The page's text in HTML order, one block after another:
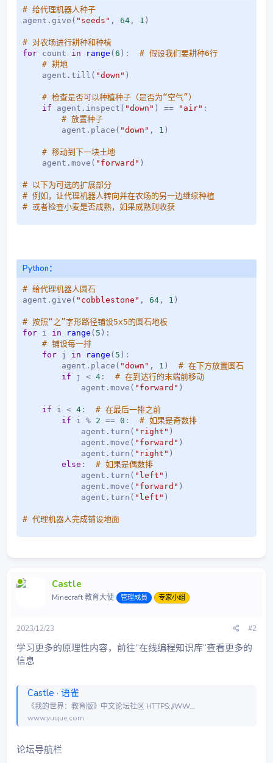
# 给代理机器人种子
agent . give ( "seeds" , 64 , 1 )
# 对农场进行耕种和种植
for count in range ( 6 ) :
# 假设我们要耕种6行
# 耕地
    agent
. till ( "down" )
# 检查是否可以种植种子（是否为“空气”）
if agent . inspect ( "down" ) == "air" :
# 放置种子
        agent
. place ( "down" , 1 )
# 移动到下一块土地
    agent
. move ( "forward" )
# 以下为可选的扩展部分
# 例如，让代理机器人转向并在农场的另一边继续种植
# 或者检查小麦是否成熟，如果成熟则收获
Python：
# 给代理机器人圆石
agent . give ( "cobblestone" , 64 , 1 )
# 按照“之”字形路径铺设5x5的圆石地板
for i in range ( 5 ) :
# 铺设每一排
for j in range ( 5 ) :
        agent
. place ( "down" , 1 )
# 在下方放置圆石
if j < 4 :
# 在到达行的末端前移动
            agent
. move ( "forward" )
if i < 4 :
# 在最后一排之前
if i % 2 == 0 :
# 如果是奇数排
            agent
. turn ( "right" )
            agent
. move ( "forward" )
            agent
. turn ( "right" )
else :
# 如果是偶数排
            agent
. turn ( "left" )
            agent
. move ( "forward" )
            agent
. turn ( "left" )
# 代理机器人完成铺设地面
Castle
Minecraft 教育大使 管理成员 专家小组
2023/12/23 #2
学习更多的原理性内容，前往”在线编程知识库“查看更多的
信息
Castle · 语雀
《我的世界：教育版》中文论坛社区 HTTPS://WW...
www.yuque.com
论坛导航栏